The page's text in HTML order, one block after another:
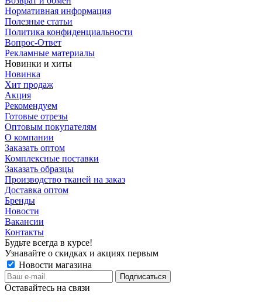
Нормативная информация
Полезные статьи
Политика конфиденциальности
Вопрос-Ответ
Рекламные материалы
Новинки и хиты
Новинка
Хит продаж
Акция
Рекомендуем
Готовые отрезы
Оптовым покупателям
О компании
Заказать оптом
Комплексные поставки
Заказать образцы
Производство тканей на заказ
Доставка оптом
Бренды
Новости
Вакансии
Контакты
Будьте всегда в курсе!
Узнавайте о скидках и акциях первым
Новости магазина
Оставайтесь на связи